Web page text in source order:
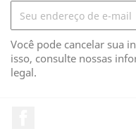
Você pode cancelar sua
isso, consulte nossas
legal.